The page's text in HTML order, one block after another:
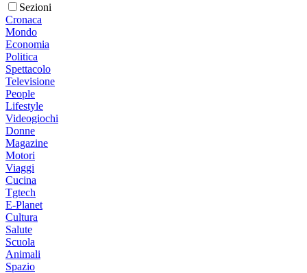
Sezioni
Cronaca
Mondo
Economia
Politica
Spettacolo
Televisione
People
Lifestyle
Videogiochi
Donne
Magazine
Motori
Viaggi
Cucina
Tgtech
E-Planet
Cultura
Salute
Scuola
Animali
Spazio